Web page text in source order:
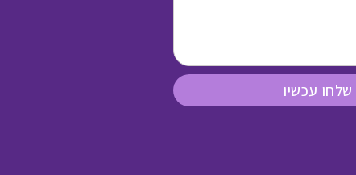
שלחו עכשיו